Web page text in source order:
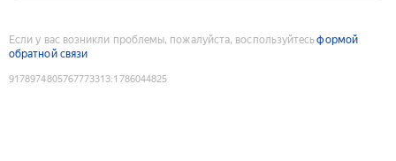
Если у вас возникли проблемы, пожалуйста, воспользуйтесьформой
обратной связи
9178974805767773313:1786044825